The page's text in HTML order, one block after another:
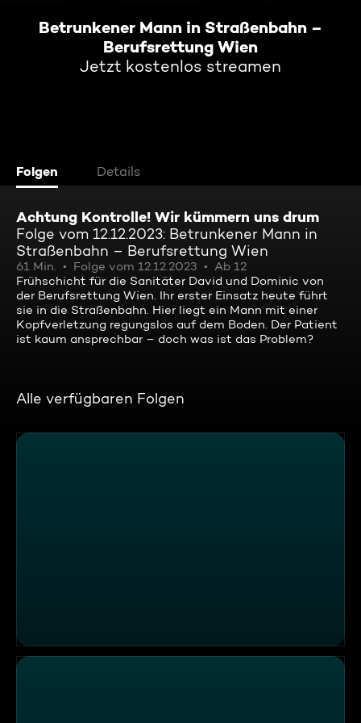
Betrunkener Mann in Straßenbahn –
Berufsrettung Wien
Jetzt kostenlos streamen
Folgen Details
Achtung Kontrolle! Wir kümmern uns drum
Folge vom 12.12.2023: Betrunkener Mann in
Straßenbahn – Berufsrettung Wien
61 Min. Folge vom 12.12.2023
Ab 12
Frühschicht für die Sanitäter David und Dominic von
der Berufsrettung Wien. Ihr erster Einsatz heute führt
sie in die Straßenbahn. Hier liegt ein Mann mit einer
Kopfverletzung regungslos auf dem Boden. Der Patient
ist kaum ansprechbar – doch was ist das Problem?
Alle verfügbaren Folgen
Handy am Steuer und Rechtsüberholer – Provida